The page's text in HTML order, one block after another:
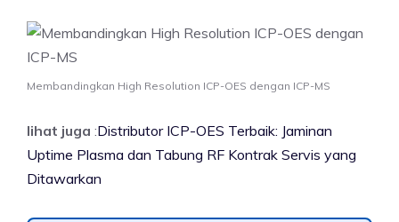
Membandingkan High Resolution ICP-OES dengan ICP-MS
lihat juga :Distributor ICP-OES Terbaik: Jaminan
Uptime Plasma dan Tabung RF Kontrak Servis yang
Ditawarkan